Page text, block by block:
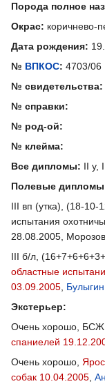
Порода полное
Окрас: коричнево-
Дата рождения:
№ ВПКОС: 4703/06
№ свидетельства:
№ справки:
№ род-ой:
№ клейма:
Все дипломы: II у,
Полевые
III вп (утка), (18-10-
испытания
28.08.2005,
III б/л,
областные
03.09.2005,
Экстерьер:
Очень хорошо,
спаниелей
Очень хорошо,
собак 10.04.2005,